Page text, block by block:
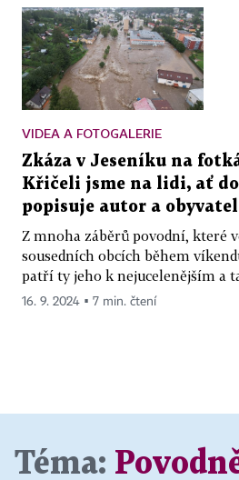
VIDEA A FOTOGALERIE
Zkáza v Jeseníku na
Křičeli jsme na lidi, ať
popisuje autor a
Z mnoha záběrů povodní, které
sousedních obcích během
patří ty jeho k nejucelenějším a
16. 9. 2024 ▪ 7 min. čtení
Téma: